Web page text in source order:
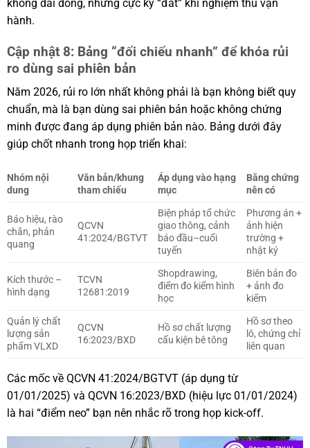
không dài dòng, nhưng cực kỳ “đắt” khi nghiệm thu vận
hành.
Cập nhật 8: Bảng “đối chiếu nhanh” để khóa rủi
ro dùng sai phiên bản
Năm 2026, rủi ro lớn nhất không phải là bạn không biết quy
chuẩn, mà là bạn dùng sai phiên bản hoặc không chứng
minh được đang áp dụng phiên bản nào. Bảng dưới đây
giúp chốt nhanh trong họp triển khai:
Nhóm nội
dung
Văn bản/khung
tham chiếu
Áp dụng vào hạng
mục
Bằng chứng
nên có
Báo hiệu, rào
chắn, phản
quang
QCVN
41:2024/BGTVT
Biện pháp tổ chức
giao thông, cảnh
báo đầu–cuối
tuyến
Phương án +
ảnh hiện
trường +
nhật ký
Kích thước –
hình dạng
TCVN
12681:2019
Shopdrawing,
điểm đo kiểm hình
học
Biên bản đo
+ ảnh đo
kiểm
Quản lý chất
lượng sản
phẩm VLXD
QCVN
16:2023/BXD
Hồ sơ chất lượng
cấu kiện bê tông
Hồ sơ theo
lô, chứng chỉ
liên quan
Các mốc về QCVN 41:2024/BGTVT (áp dụng từ
01/01/2025) và QCVN 16:2023/BXD (hiệu lực 01/01/2024)
là hai “điểm neo” bạn nên nhắc rõ trong họp kick-off.